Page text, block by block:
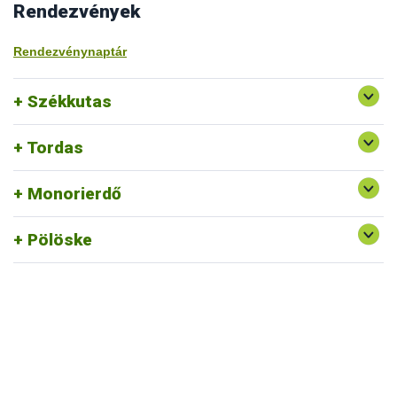
Rendezvények
Rendezvénynaptár
Székkutas
Tordas
Monorierdő
Pölöske